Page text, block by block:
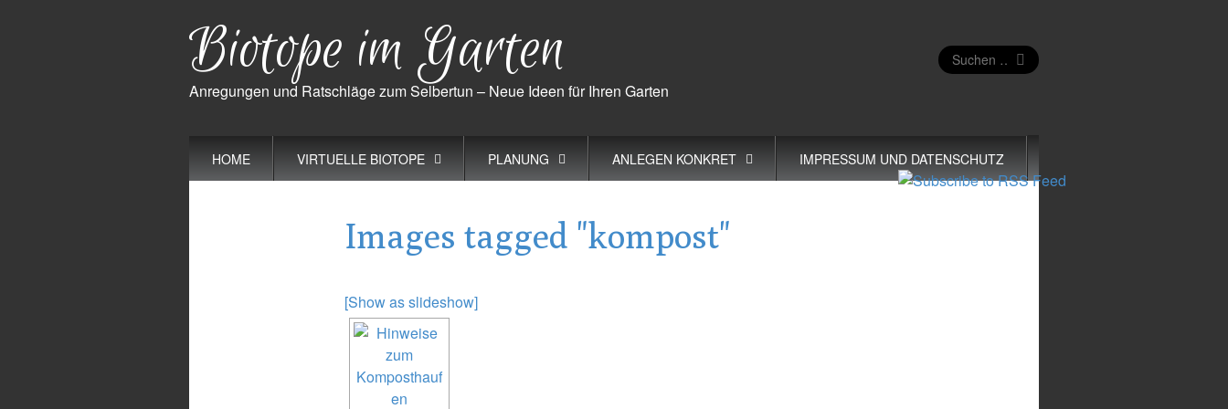
Biotope im Garten
Anregungen und Ratschläge zum Selbertun – Neue Ideen für Ihren Garten
Suchen
nach:
menu
HOME VIRTUELLE BIOTOPE PLANUNG ANLEGEN KONKRET IMPRESSUM UND DATENSCHUTZ
Images tagged "kompost"
[Show as slideshow]